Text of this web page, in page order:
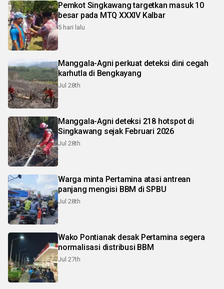
Pemkot Singkawang targetkan masuk 10
besar pada MTQ XXXIV Kalbar
5 hari lalu
Manggala-Agni perkuat deteksi dini cegah
karhutla di Bengkayang
Jul 28th
Manggala-Agni deteksi 218 hotspot di
Singkawang sejak Februari 2026
Jul 28th
Warga minta Pertamina atasi antrean
panjang mengisi BBM di SPBU
Jul 28th
Wako Pontianak desak Pertamina segera
normalisasi distribusi BBM
Jul 27th